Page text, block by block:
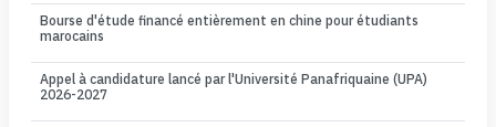
Bourse d'étude financé entièrement en chine pour étudiants
marocains
Appel à candidature lancé par l'Université Panafriquaine (UPA)
2026-2027